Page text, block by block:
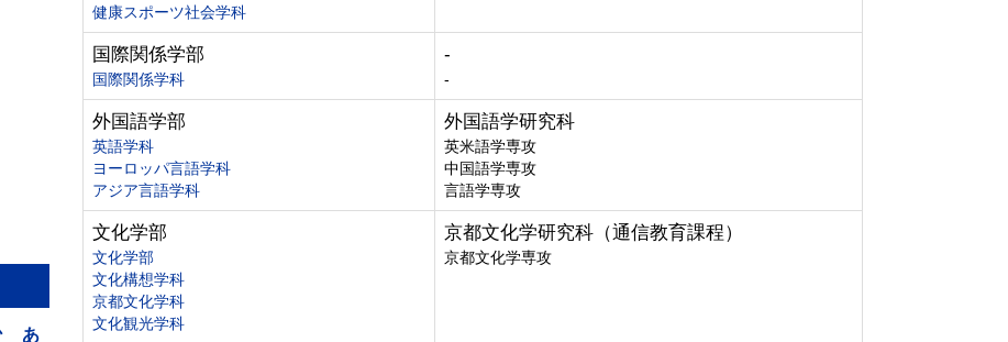
あ
健康スポーツ社会学科
国際関係学部
国際関係学科
-
-
外国語学部
英語学科
ヨーロッパ言語学科
アジア言語学科
外国語学研究科
英米語学専攻
中国語学専攻
言語学専攻
文化学部
文化学部
文化構想学科
京都文化学科
文化観光学科
京都文化学研究科（通信教育課程）
京都文化学専攻